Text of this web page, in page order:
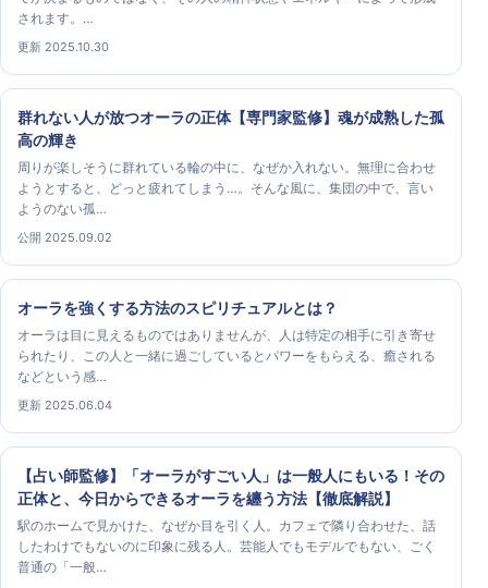
されます。…
更新 2025.10.30
群れない人が放つオーラの正体【専門家監修】魂が成熟した孤
高の輝き
周りが楽しそうに群れている輪の中に、なぜか入れない。無理に合わせ
ようとすると、どっと疲れてしまう…。そんな風に、集団の中で、言い
ようのない孤…
公開 2025.09.02
オーラを強くする方法のスピリチュアルとは？
オーラは目に見えるものではありませんが、人は特定の相手に引き寄せ
られたり、この人と一緒に過ごしているとパワーをもらえる、癒される
などという感…
更新 2025.06.04
【占い師監修】「オーラがすごい人」は一般人にもいる！その
正体と、今日からできるオーラを纏う方法【徹底解説】
駅のホームで見かけた、なぜか目を引く人。カフェで隣り合わせた、話
したわけでもないのに印象に残る人。芸能人でもモデルでもない、ごく
普通の「一般…